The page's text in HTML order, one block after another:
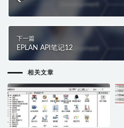
下一篇
EPLAN API笔记12
相关文章